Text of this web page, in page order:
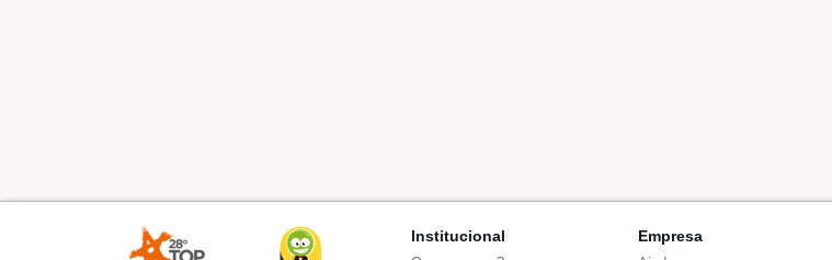
Institucional Empresa